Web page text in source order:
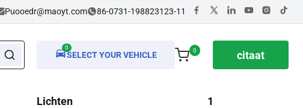
Puooedr@maoyt.com 86-0731-198823123-11
0
SELECT YOUR VEHICLE 0 citaat
Lichten 1